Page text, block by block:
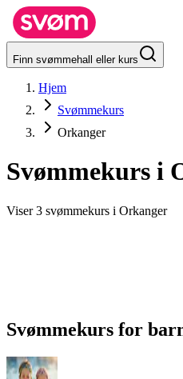
Finn svømmehall eller kurs
Hjem
Svømmekurs
Orkanger
Svømmekurs i
Viser 3 svømmekurs i Orkanger
Svømmekurs for